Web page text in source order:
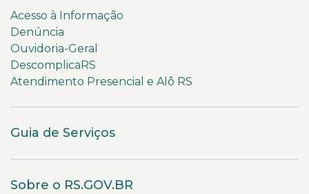
Acesso à Informação
Denúncia
Ouvidoria-Geral
DescomplicaRS
Atendimento Presencial e Alô RS
Guia de Serviços
Sobre o RS.GOV.BR